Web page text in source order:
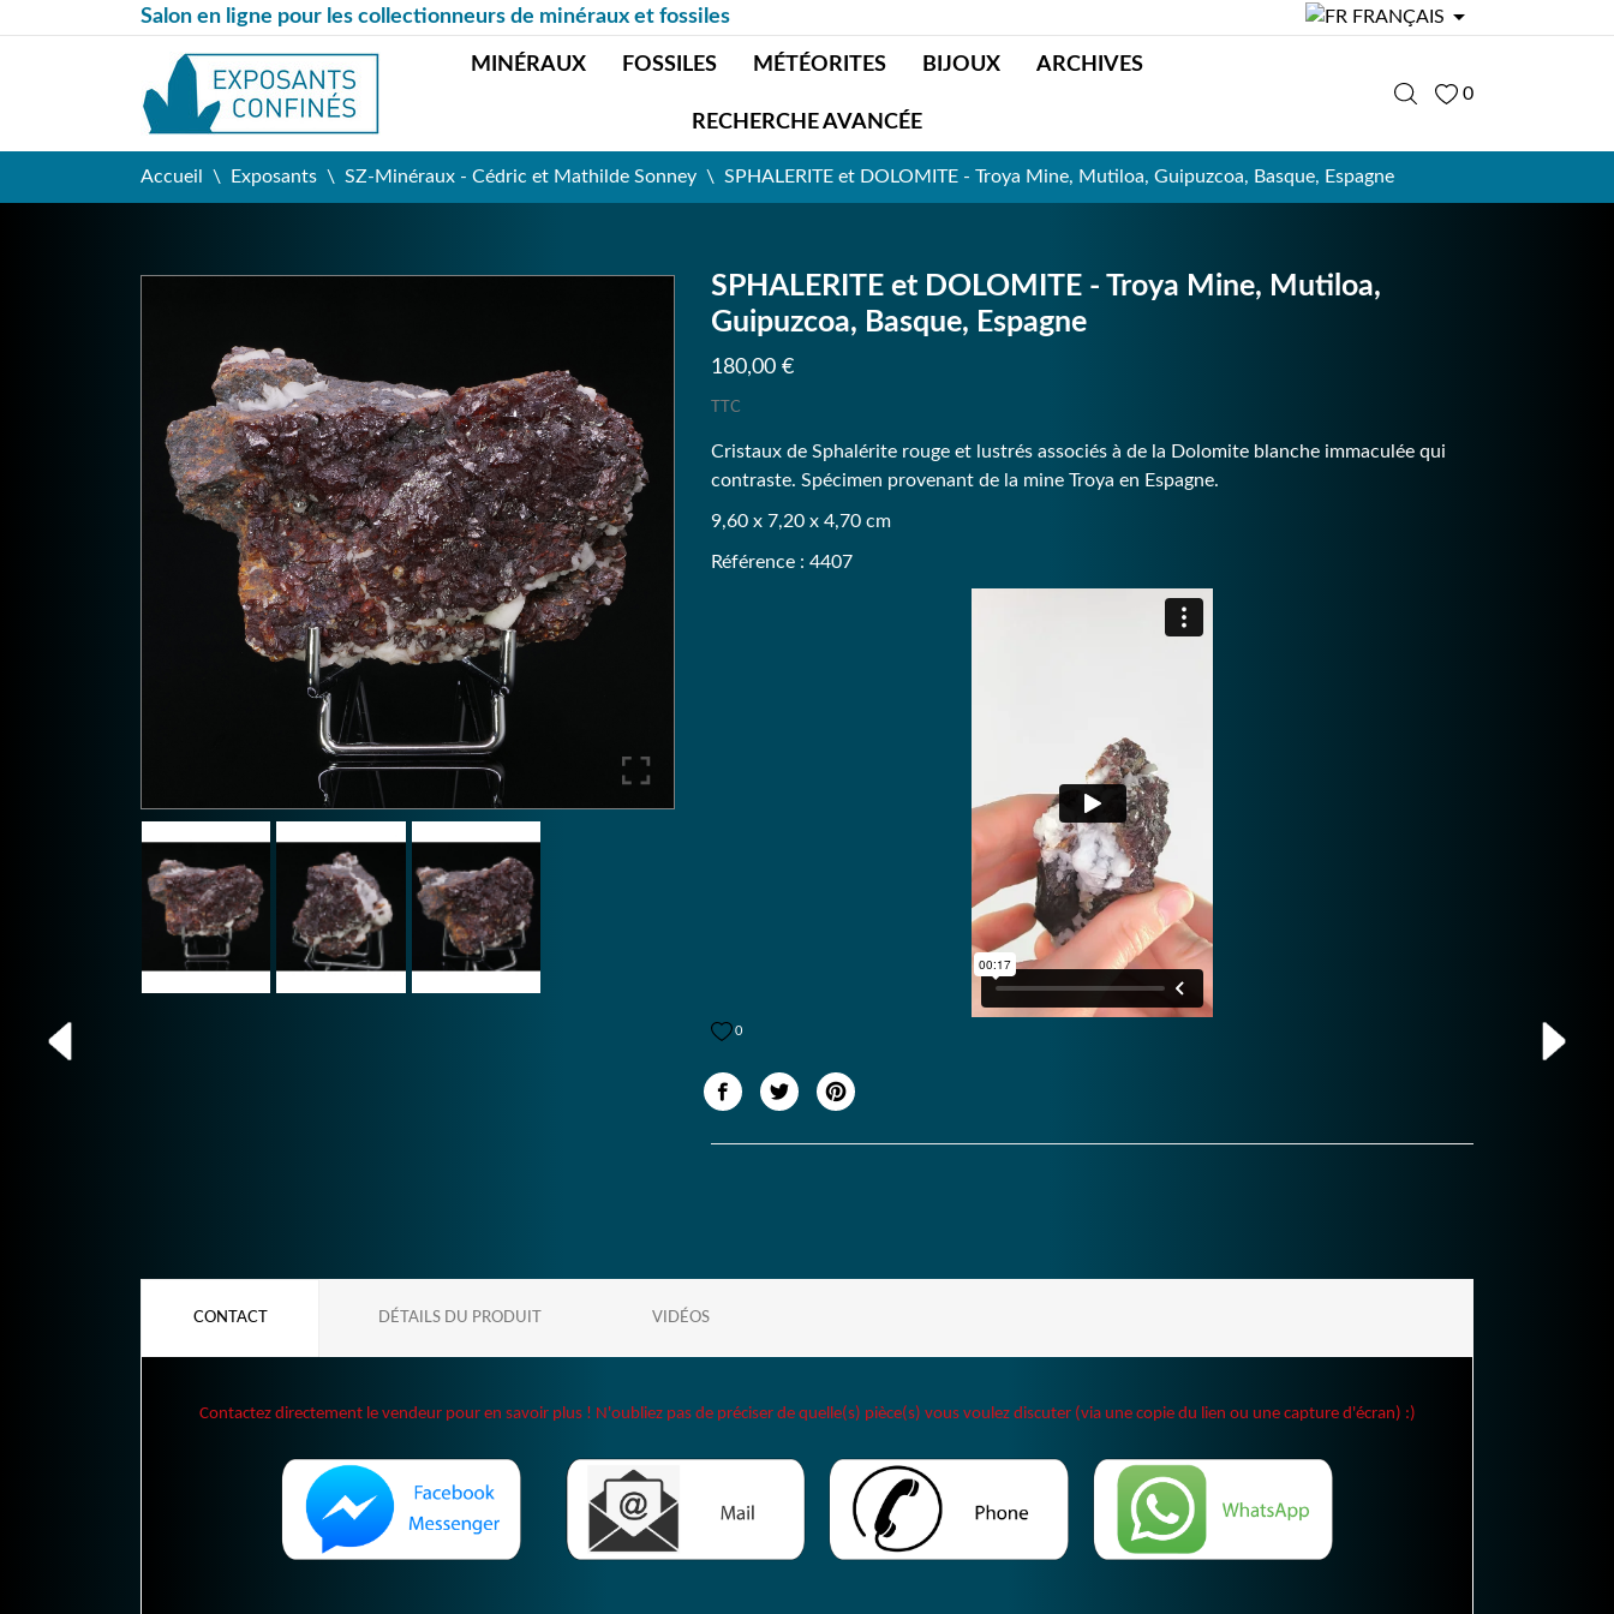
Salon en ligne pour les collectionneurs de minéraux et fossiles FRANÇAIS 
MINÉRAUX FOSSILES MÉTÉORITES BIJOUX ARCHIVES
RECHERCHE AVANCÉE
0
Accueil Exposants SZ-Minéraux - Cédric et Mathilde Sonney SPHALERITE et DOLOMITE - Troya Mine, Mutiloa, Guipuzcoa, Basque, Espagne
SPHALERITE et DOLOMITE - Troya Mine, Mutiloa,
Guipuzcoa, Basque, Espagne
180,00 €
TTC
Cristaux de Sphalérite rouge et lustrés associés à de la Dolomite blanche immaculée qui
contraste. Spécimen provenant de la mine Troya en Espagne.
9,60 x 7,20 x 4,70 cm
Référence : 4407
0
CONTACT DÉTAILS DU PRODUIT VIDÉOS
Contactez directement le vendeur pour en savoir plus ! N'oubliez pas de préciser de quelle(s) pièce(s) vous voulez discuter (via une copie du lien ou une capture d'écran) :)